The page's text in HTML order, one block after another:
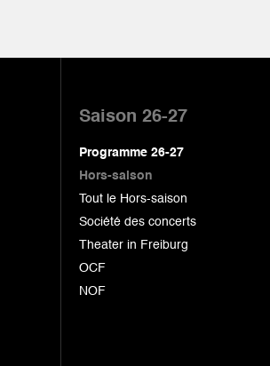
Saison 26-27
Programme 26-27
Hors-saison
Tout le Hors-saison
Société des concerts
Theater in Freiburg
OCF
NOF